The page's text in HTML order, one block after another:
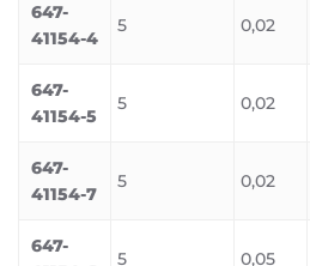
647-
41154-4
5 0,02
647-
41154-5
5 0,02
647-
41154-7
5 0,02
647-
5 0,05